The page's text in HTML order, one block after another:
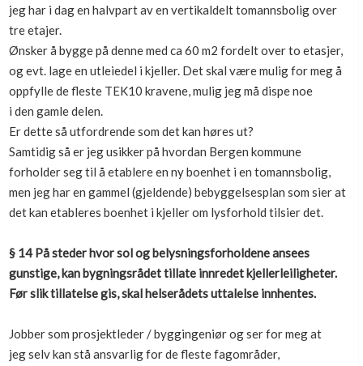
Boligmappa+
Få mer ut av Boligmappa
jeg har i dag en halvpart av en vertikaldelt tomannsbolig over
tre etajer.
Ønsker å bygge på denne med ca 60 m2 fordelt over to etasjer,
og evt. lage en utleiedel i kjeller. Det skal være mulig for meg å
oppfylle de fleste TEK10 kravene, mulig jeg må dispe noe
i den gamle delen.
Er dette så utfordrende som det kan høres ut?
Samtidig så er jeg usikker på hvordan Bergen kommune
forholder seg til å etablere en ny boenhet i en tomannsbolig,
men jeg har en gammel (gjeldende) bebyggelsesplan som sier at
det kan etableres boenhet i kjeller om lysforhold tilsier det.
§ 14 På steder hvor sol og belysningsforholdene ansees
gunstige, kan bygningsrådet tillate innredet kjellerleiligheter.
Før slik tillatelse gis, skal helserådets uttalelse innhentes.
Jobber som prosjektleder / byggingeniør og ser for meg at
jeg selv kan stå ansvarlig for de fleste fagområder,